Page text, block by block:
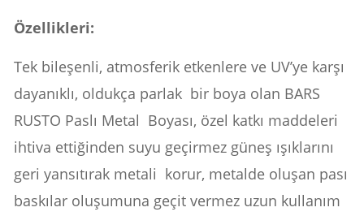
Özellikleri:
Tek bileşenli, atmosferik etkenlere ve UV’ye karşı
dayanıklı, oldukça parlak bir boya olan BARS
RUSTO Paslı Metal Boyası, özel katkı maddeleri
ihtiva ettiğinden suyu geçirmez güneş ışıklarını
geri yansıtırak metali korur, metalde oluşan pası
baskılar oluşumuna geçit vermez uzun kullanım